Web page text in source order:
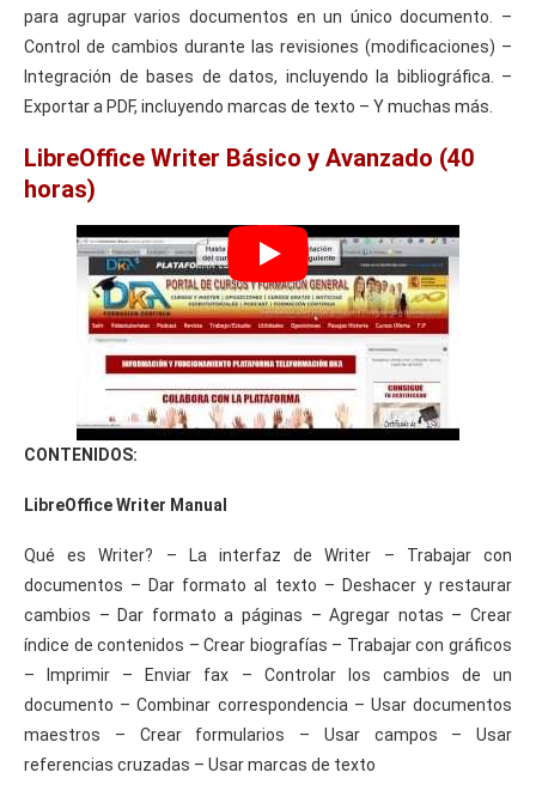
para agrupar varios documentos en un único documento. –
Control de cambios durante las revisiones (modificaciones) –
Integración de bases de datos, incluyendo la bibliográfica. –
Exportar a PDF, incluyendo marcas de texto – Y muchas más.
LibreOffice Writer Básico y Avanzado (40
horas)
CONTENIDOS:
LibreOffice Writer Manual
Qué es Writer? – La interfaz de Writer – Trabajar con
documentos – Dar formato al texto – Deshacer y restaurar
cambios – Dar formato a páginas – Agregar notas – Crear
índice de contenidos – Crear biografías – Trabajar con gráficos
– Imprimir – Enviar fax – Controlar los cambios de un
documento – Combinar correspondencia – Usar documentos
maestros – Crear formularios – Usar campos – Usar
referencias cruzadas – Usar marcas de texto